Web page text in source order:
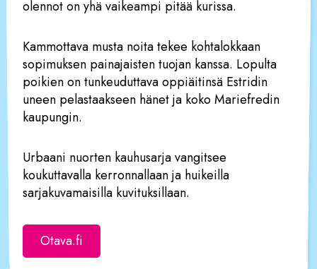
olennot on yhä vaikeampi pitää kurissa.
Kammottava musta noita tekee kohtalokkaan
sopimuksen painajaisten tuojan kanssa. Lopulta
poikien on tunkeuduttava oppiäitinsä Estridin
uneen pelastaakseen hänet ja koko Mariefredin
kaupungin.
Urbaani nuorten kauhusarja vangitsee
koukuttavalla kerronnallaan ja huikeilla
sarjakuvamaisilla kuvituksillaan.
Otava.fi